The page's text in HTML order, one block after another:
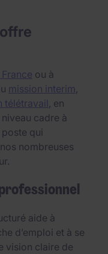
ou à
mission interim ,
télétravail , en
cadre à
qui
nombreuses
aide à
d’emploi et à se
vision claire de